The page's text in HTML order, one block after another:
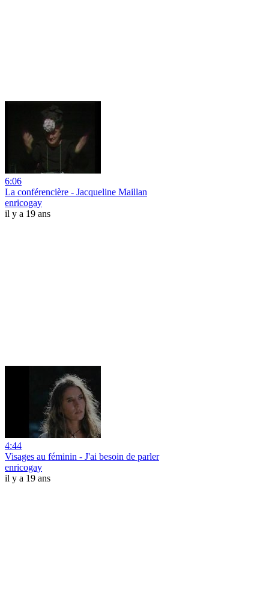
6:06
La conférencière - Jacqueline Maillan
enricogay
il y a 19 ans
4:44
Visages au féminin - J'ai besoin de parler
enricogay
il y a 19 ans